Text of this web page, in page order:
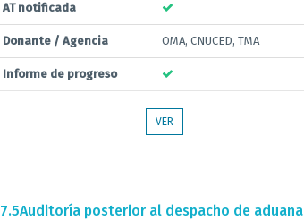
AT notificada
Donante / Agencia OMA, CNUCED, TMA
Informe de progreso
VER
7.5Auditoría posterior al despacho de aduana